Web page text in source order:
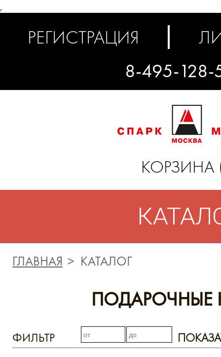
,
РЕГИСТРАЦИЯ
8-495-128-
КОРЗИНА
ГЛАВНАЯ КАТАЛОГ
ПОДАРОЧНЫЕ
ФИЛЬТР